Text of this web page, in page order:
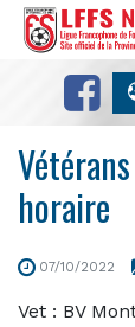
horaire
07/10/2022
Vet : BV